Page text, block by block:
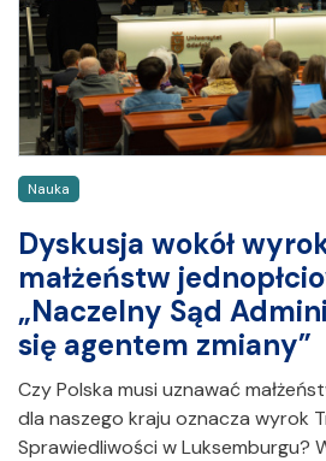
Nauka
Dyskusja wokół
małżeństw
„Naczelny Sąd
się agentem zmiany”
Czy Polska musi uznawać
dla naszego kraju oznacza wyrok
Sprawiedliwości w Luksemburgu?